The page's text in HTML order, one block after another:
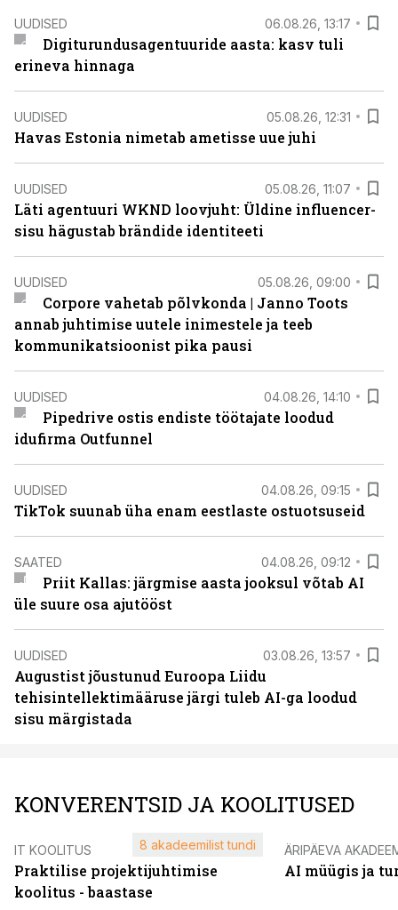
UUDISED 06.08.26, 13:17
Digiturundusagentuuride aasta: kasv tuli
erineva hinnaga
UUDISED 05.08.26, 12:31
Havas Estonia nimetab ametisse uue juhi
UUDISED 05.08.26, 11:07
Läti agentuuri WKND loovjuht: Üldine influencer-
sisu hägustab brändide identiteeti
UUDISED 05.08.26, 09:00
Corpore vahetab põlvkonda | Janno Toots
annab juhtimise uutele inimestele ja teeb
kommunikatsioonist pika pausi
UUDISED 04.08.26, 14:10
Pipedrive ostis endiste töötajate loodud
idufirma Outfunnel
UUDISED 04.08.26, 09:15
TikTok suunab üha enam eestlaste ostuotsuseid
SAATED 04.08.26, 09:12
Priit Kallas: järgmise aasta jooksul võtab AI
üle suure osa ajutööst
UUDISED 03.08.26, 13:57
Augustist jõustunud Euroopa Liidu
tehisintellektimääruse järgi tuleb AI-ga loodud
sisu märgistada
KONVERENTSID JA KOOLITUSED
IT KOOLITUS
Praktilise projektijuhtimise
koolitus - baastase
8 akadeemilist tundi ÄRIPÄEVA
AI müügis ja